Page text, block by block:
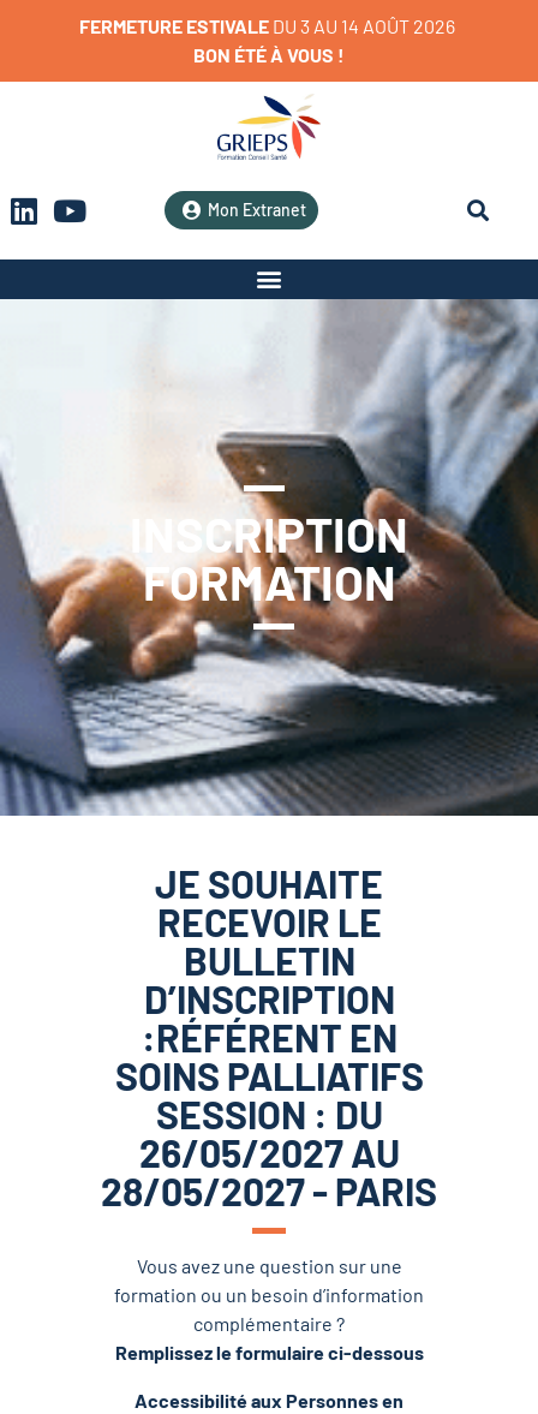
FERMETURE ESTIVALE DU 3 AU 14 AOÛT 2026
BON ÉTÉÀ VOUS !
Mon Extranet
INSCRIPTION
FORMATION
JE SOUHAITE
RECEVOIR LE
BULLETIN
D’INSCRIPTION
:RÉFÉRENT EN
SOINS PALLIATIFS
SESSION : DU
26/05/2027 AU
28/05/2027 - PARIS
Vous avez une question sur une
formation ou un besoin d’information
complémentaire ?
Remplissez le formulaire ci-dessous
Accessibilité aux Personnes en